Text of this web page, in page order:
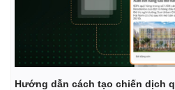
Hướng dẫn cách tạo chiến dịch